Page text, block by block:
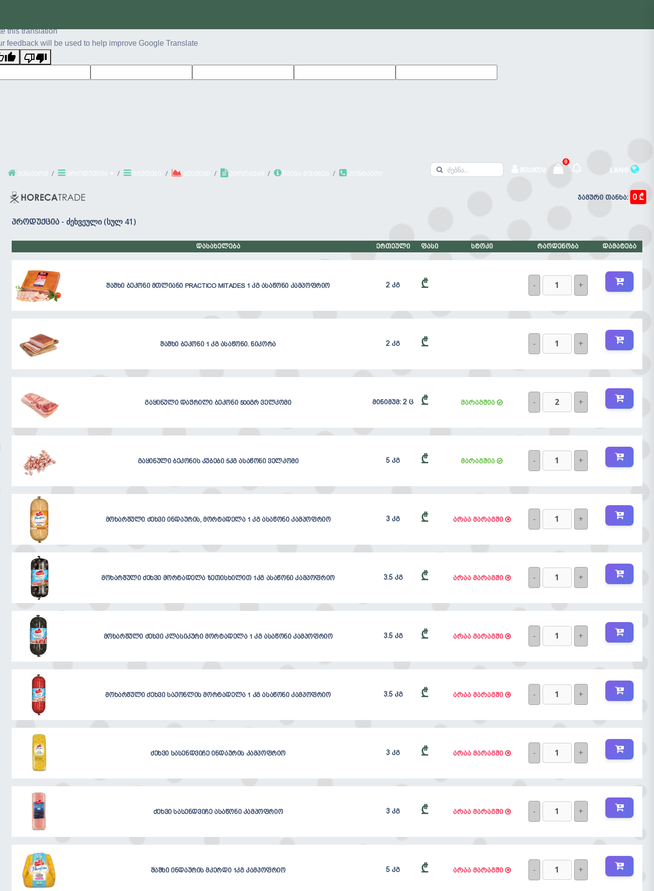
this translation
feedback will be used to help improve Google Translate
მთავარი პროდუქცია ჯგუფები პირობები ჩვებს შესახებ
0
LANG
ჯამური თანხა: 0 ₾
პროდუქცია - ძეხვეული (სულ 41)
დასახელება ერთეული ფასი სტოკი რაოდენობა დამატება
შაშხი ბეკონი მთლიანი PRACTICO MITADES 1 კგ ასაწონი კამპოფრიო 2 კგ ₾ - +
შაშხი ბეკონი 1 კგ ასაწონი. ნიკორა 2 კგ ₾ - +
გაყინული დაჭრილი ბეკონი 500გრ ველკომი მინიმუმ: 2 ც ₾ მარაგშია - +
გაყინული ბეკონის კუბები 5კგ ასაწონი ველკომი 5 კგ ₾ მარაგშია - +
მოხარშული ძეხვი ინდაურის, მორტადელა 1 კგ ასაწონი კამპოფრიო 3 კგ ₾ არაა მარაგში - +
მოხარშული ძეხვი მორტადელა ზეთისხილით 1კგ ასაწონი კამპოფრიო 3.5 კგ ₾ არაა მარაგში - +
მოხარშული ძეხვი კლასიკური მორტადელა 1 კგ ასაწონი კამპოფრიო 3.5 კგ ₾ არაა მარაგში - +
მოხარშული ძეხვი საქონლის მორტადელა 1 კგ ასაწონი კამპოფრიო 3.5 კგ ₾ არაა მარაგში - +
ძეხვი სასენდვიჩე ინდაურის კამპოფრიო 3 კგ ₾ არაა მარაგში - +
ძეხვი სასენდვიჩე ასაწონი კამპოფრიო 3 კგ ₾ არაა მარაგში - +
შაშხი ინდაურის მკერდი 1კგ კამპოფრიო 5 კგ ₾ არაა მარაგში - +